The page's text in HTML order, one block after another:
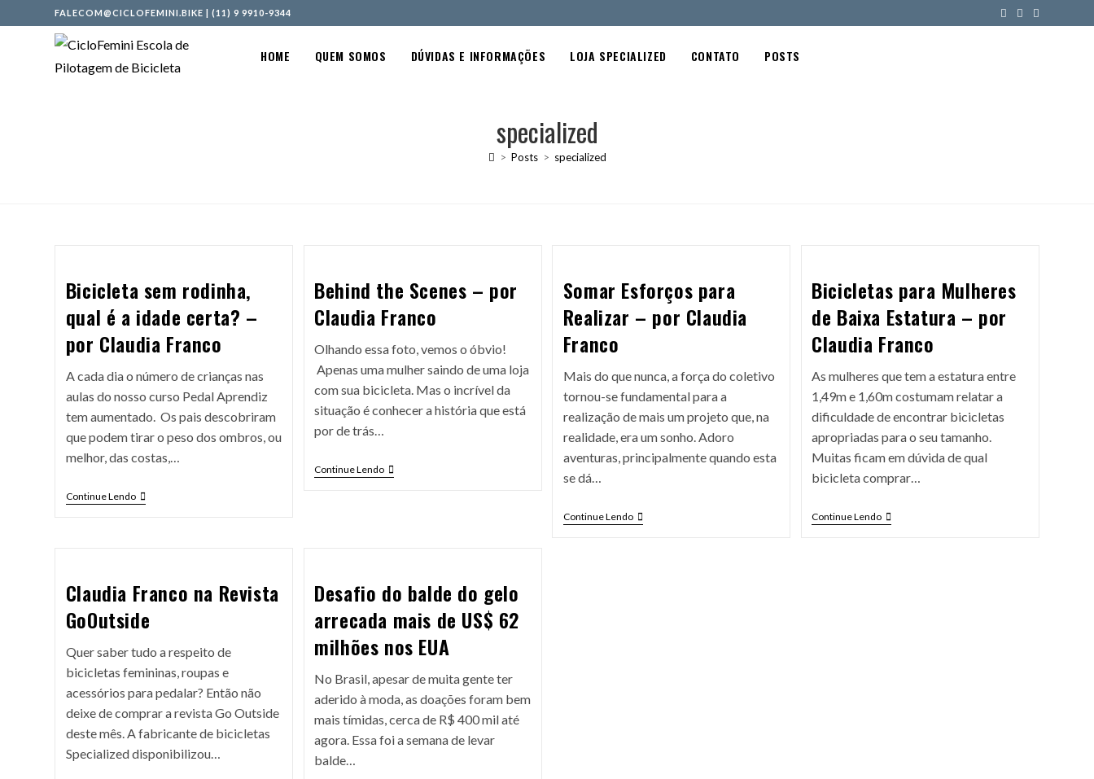
FALECOM@CICLOFEMINI.BIKE |(11) 9 9910-9344
HOME QUEM SOMOS DÚVIDAS E INFORMAÇÕES LOJA SPECIALIZED CONTATO POSTS
specialized
> Posts > specialized
Bicicleta sem rodinha,
qual é a idade certa? –
por Claudia Franco
A cada dia o número de crianças nas
aulas do nosso curso Pedal Aprendiz
tem aumentado. Os pais descobriram
que podem tirar o peso dos ombros, ou
melhor, das costas,…
Continue Lendo
Behind the Scenes – por
Claudia Franco
Olhando essa foto, vemos o óbvio!
Apenas uma mulher saindo de uma loja
com sua bicicleta. Mas o incrível da
situação é conhecer a história que está
por de trás…
Continue Lendo
Somar Esforços para
Realizar – por Claudia
Franco
Mais do que nunca, a força do coletivo
tornou-se fundamental para a
realização de mais um projeto que, na
realidade, era um sonho. Adoro
aventuras, principalmente quando esta
se dá…
Continue Lendo
Bicicletas para Mulheres
de Baixa Estatura – por
Claudia Franco
As mulheres que tem a estatura entre
1,49m e 1,60m costumam relatar a
dificuldade de encontrar bicicletas
apropriadas para o seu tamanho.
Muitas ficam em dúvida de qual
bicicleta comprar…
Continue Lendo
Claudia Franco na Revista
GoOutside
Quer saber tudo a respeito de
bicicletas femininas, roupas e
acessórios para pedalar? Então não
deixe de comprar a revista Go Outside
deste mês. A fabricante de bicicletas
Specialized disponibilizou…
Desafio do balde do gelo
arrecada mais de US$ 62
milhões nos EUA
No Brasil, apesar de muita gente ter
aderido à moda, as doações foram bem
mais tímidas, cerca de R$ 400 mil até
agora. Essa foi a semana de levar
balde…